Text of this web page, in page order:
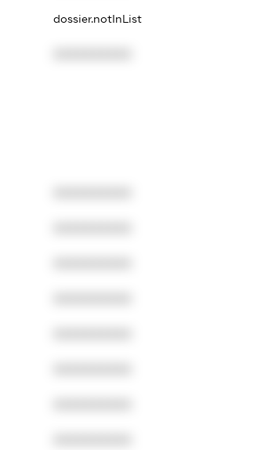
dossier.notInList